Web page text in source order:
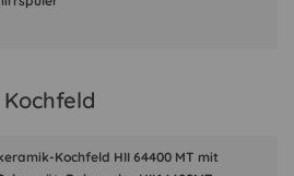
Kochfeld
Kochfeld HII 64400 MT mit